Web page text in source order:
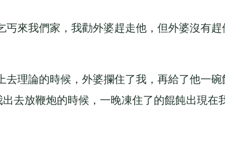
來我們家，我勸外婆趕走他，但外婆沒有趕
理論的時候，外婆攔住了我，再給了他一碗
去放鞭炮的時候，一晚凍住了的餛飩出現在